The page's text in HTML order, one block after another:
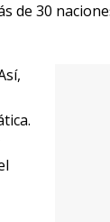
de 30
“En lo
está pasando
no hace
y contagiar
tratando de